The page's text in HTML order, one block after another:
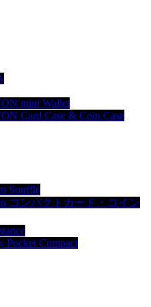
mini Wallet
Card Case & Coin Case
Souffle
コンパクトカード・コイン
Pocket Compact